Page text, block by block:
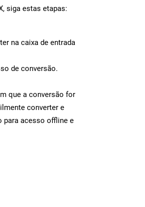
siga estas etapas:
na caixa de entrada
de conversão.
que a conversão for
converter e
para acesso offline e